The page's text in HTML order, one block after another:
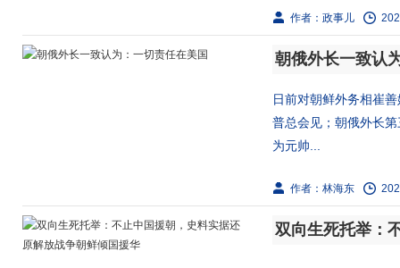
作者：政事儿
朝俄外长一致认
日前对朝鲜外务相崔
普总会见；朝俄外长
为元帅...
作者：林海东